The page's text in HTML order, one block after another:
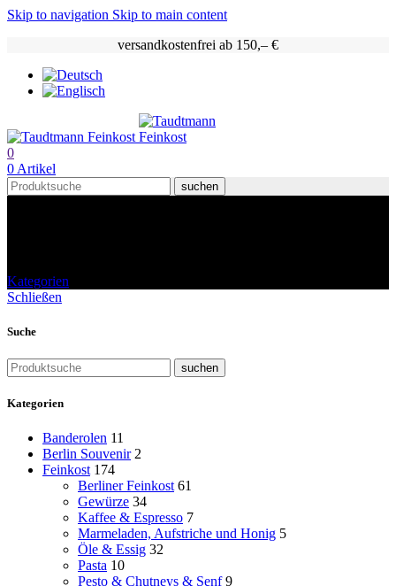
Skip to navigation Skip to main content
versandkostenfrei ab 150,– €
0
0 Artikel
suchen
Kategorien
Schließen
Suche
suchen
Kategorien
Banderolen 11
Berlin Souvenir 2
Feinkost 174
Berliner Feinkost 61
Gewürze 34
Kaffee & Espresso 7
Marmeladen, Aufstriche und Honig 5
Öle & Essig 32
Pasta 10
Pesto & Chutneys & Senf 9